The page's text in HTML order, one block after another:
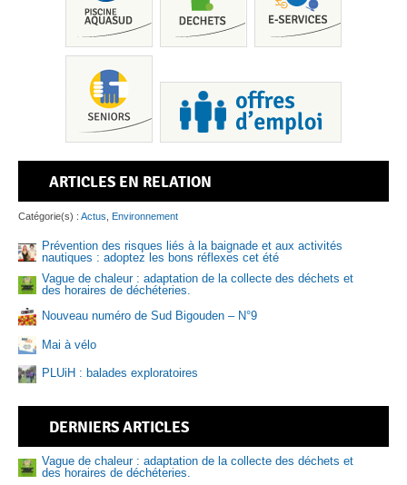
ARTICLES EN RELATION
Catégorie(s) : Actus Environnement
Prévention des risques liés à la baignade et aux activités
nautiques : adoptez les bons réflexes cet été
Vague de chaleur : adaptation de la collecte des déchets et
des horaires de déchéteries.
Nouveau numéro de Sud Bigouden – N°9
Mai à vélo
PLUiH : balades exploratoires
DERNIERS ARTICLES
Vague de chaleur : adaptation de la collecte des déchets et
des horaires de déchéteries.